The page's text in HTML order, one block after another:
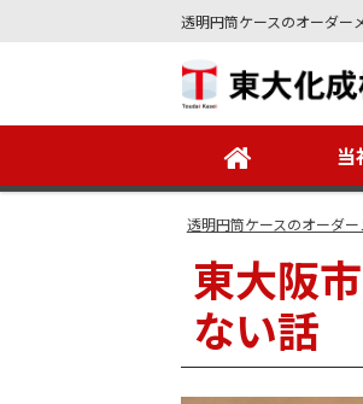
透明円筒ケースのオーダー
当
透明円筒ケースのオーダ
東大阪
ない話